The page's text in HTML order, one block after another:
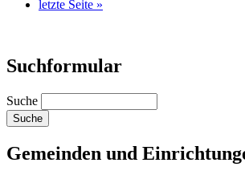
letzte Seite »
Suchformular
Suche
Gemeinden und